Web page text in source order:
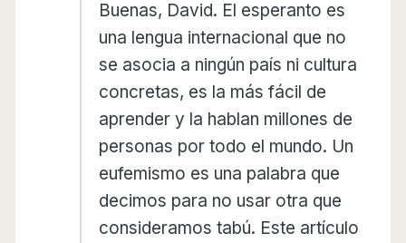
Buenas, David. El esperanto es
una lengua internacional que no
se asocia a ningún país ni cultura
concretas, es la más fácil de
aprender y la hablan millones de
personas por todo el mundo. Un
eufemismo es una palabra que
decimos para no usar otra que
consideramos tabú. Este artículo